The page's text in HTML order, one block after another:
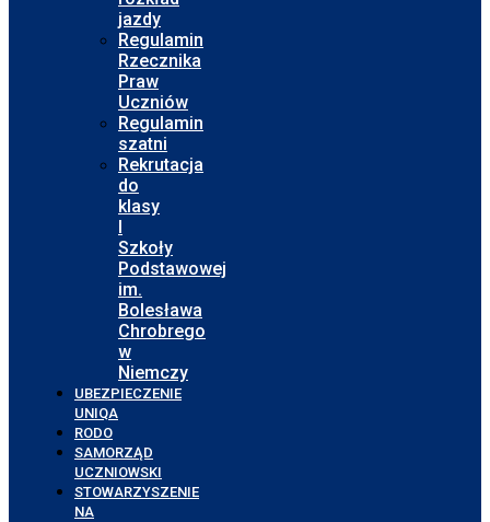
jazdy
Regulamin
Rzecznika
Praw
Uczniów
Regulamin
szatni
Rekrutacja
do
klasy
I
Szkoły
Podstawowej
im.
Bolesława
Chrobrego
w
Niemczy
UBEZPIECZENIE
UNIQA
RODO
SAMORZĄD
UCZNIOWSKI
STOWARZYSZENIE
NA